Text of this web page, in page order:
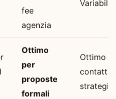
fee
agenzia
Variabile
Ottimo
per
proposte
formali
Ottimo
contatti
strategici